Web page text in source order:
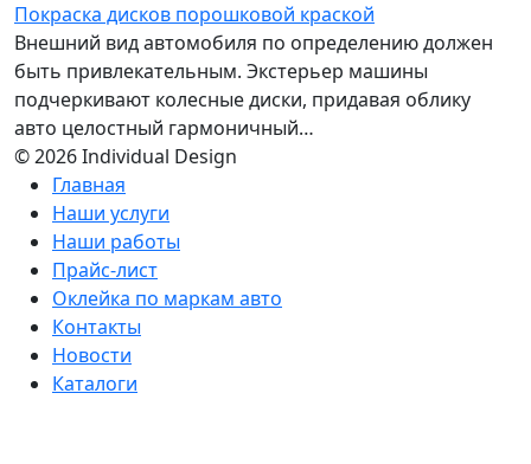
Покраска дисков порошковой краской
Внешний вид автомобиля по определению должен
быть привлекательным. Экстерьер машины
подчеркивают колесные диски, придавая облику
авто целостный гармоничный…
© 2026 Individual Design
Главная
Наши услуги
Наши работы
Прайс-лист
Оклейка по маркам авто
Контакты
Новости
Каталоги